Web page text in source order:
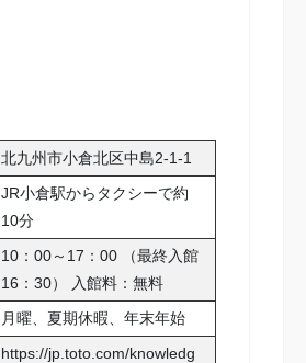
北九州市小倉北区中島2-1-1
JR小倉駅からタクシーで約
10分
10：00～17：00 （最終入館
16：30） 入館料：無料
月曜、夏期休暇、年末年始
https://jp.toto.com/knowledg